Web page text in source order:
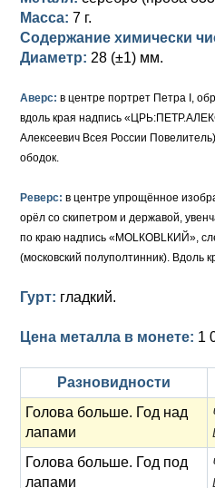
Для Польши
Памятные и донативные
Для Польши
Сибирские монеты
Для Молдавии и Валахии
Золото
Серебро
Медь
Ливонезы
Альбертусталер
Иоанн Антонович (1740-1741)
Анна Иоанновна (1730-1740)
Петр II (1727-1730)
Петр I (1682-1725)
Золото
Серебро
Для Речи Посполитой
Масса: 7 г.
Содержание химически
Диаметр: 28 (±1) мм.
Аверс: в центре портрет Петра I,
вдоль края надпись
Алексеевич Всея России
ободок.
Реверс: в центре упрощённое
орёл со скипетром и державой,
по краю надпись «МОLКОВLКИЙ»,
(московский полуполтинник). Вдоль
Гурт: гладкий.
Цена металла в монете: 1
Разновидности
Голова больше. Год над
лапами
Голова больше. Год под
лапами